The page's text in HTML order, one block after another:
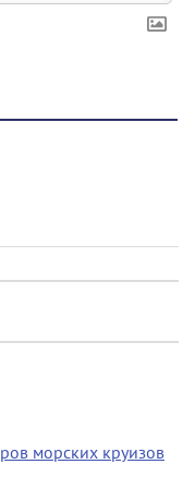
морских круизов